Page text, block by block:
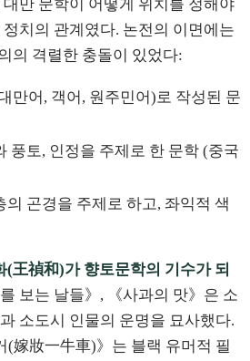
만 문학이 어떻게 위치를 정해야
치의 관계였다. 논전의 이면에는
의 격렬한 충돌이 있었다:
만어, 객어, 원주민어)로 작성된 문
풍토, 인정을 주제로 한 문학 (중국
의 곤경을 주제로 하고, 좌익적 색
王禎和)가 향토문학의 기수가 되
보는 날들》, 《사과의 맛》은 소
소도시 인물의 운명을 묘사했다.
(嫁妝一牛車)》는 블랙 유머적 필